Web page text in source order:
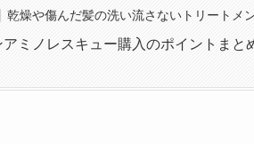
乾燥や傷んだ髪の洗い流さないトリートメ
アミノレスキュー購入のポイントまと